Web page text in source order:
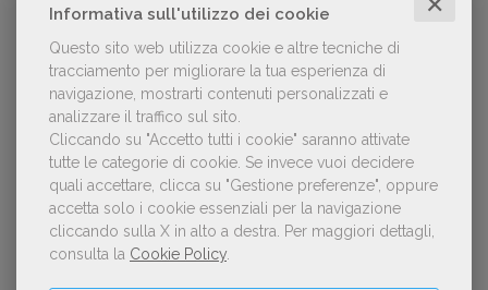
Informativa sull'utilizzo dei cookie
Questo sito web utilizza cookie e altre tecniche di
tracciamento per migliorare la tua esperienza di
navigazione, mostrarti contenuti personalizzati e
analizzare il traffico sul sito.
Cliccando su "Accetto tutti i cookie" saranno attivate
tutte le categorie di cookie. Se invece vuoi decidere
quali accettare, clicca su "Gestione preferenze", oppure
accetta solo i cookie essenziali per la navigazione
cliccando sulla X in alto a destra.
Per maggiori dettagli,
consulta la Cookie Policy
Kobo ha rifiutato il 45% dei testi ricevuti per
sospetto utilizzo dell’IA
«La voce umana? Ha un valore aggiunto
impareggiabile». Simona Musmeci, product
manager ebook e audiolibri